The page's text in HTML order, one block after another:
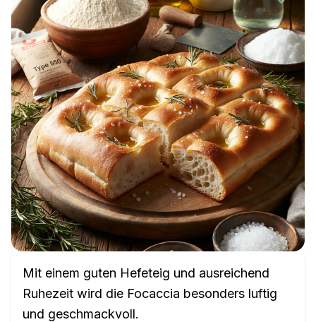
Mit einem guten Hefeteig und ausreichend
Ruhezeit wird die Focaccia besonders luftig
und geschmackvoll.